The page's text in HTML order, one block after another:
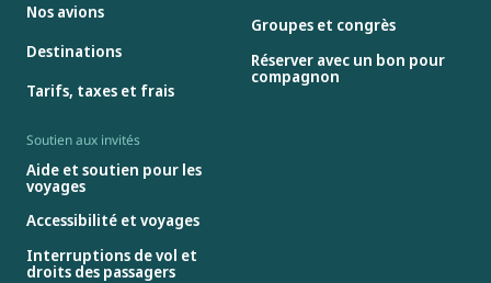
Nos avions
Destinations
Tarifs, taxes et frais
Groupes et congrès
Réserver avec un bon pour
compagnon
Soutien aux invités
Aide et soutien pour les
voyages
Accessibilité et voyages
Interruptions de vol et
droits des passagers